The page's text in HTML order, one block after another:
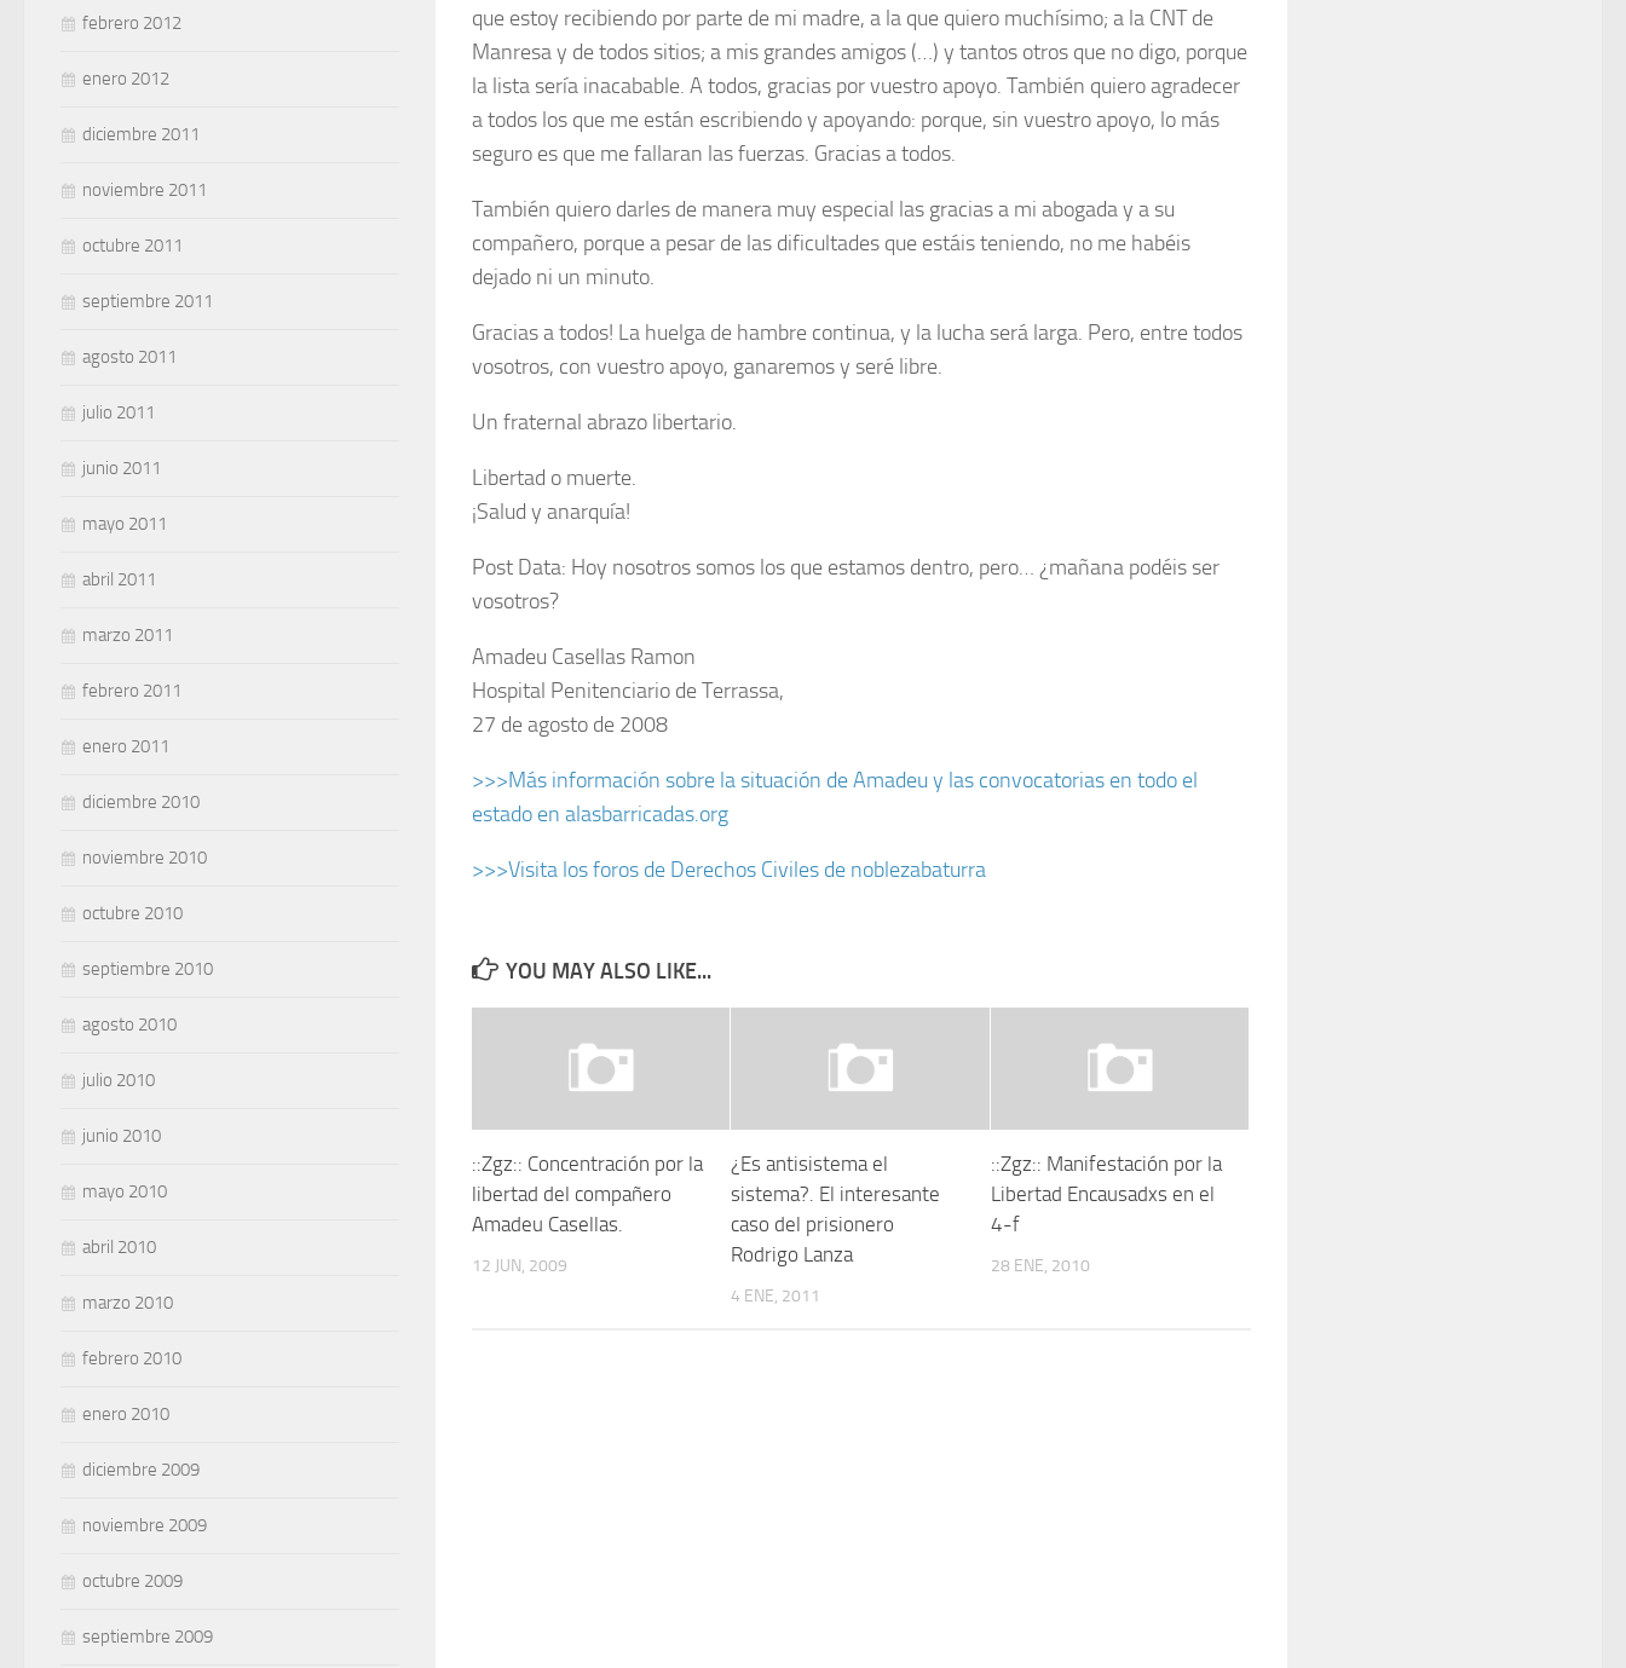
que estoy recibiendo por parte de mi madre, a la que quiero muchísimo; a la CNT de
Manresa y de todos sitios; a mis grandes amigos (…) y tantos otros que no digo, porque
la lista sería inacabable. A todos, gracias por vuestro apoyo. También quiero agradecer
a todos los que me están escribiendo y apoyando: porque, sin vuestro apoyo, lo más
seguro es que me fallaran las fuerzas. Gracias a todos.
También quiero darles de manera muy especial las gracias a mi abogada y a su
compañero, porque a pesar de las dificultades que estáis teniendo, no me habéis
dejado ni un minuto.
Gracias a todos! La huelga de hambre continua, y la lucha será larga. Pero, entre todos
vosotros, con vuestro apoyo, ganaremos y seré libre.
Un fraternal abrazo libertario.
Libertad o muerte.
¡Salud y anarquía!
Post Data: Hoy nosotros somos los que estamos dentro, pero… ¿mañana podéis ser
vosotros?
Amadeu Casellas Ramon
Hospital Penitenciario de Terrassa,
27 de agosto de 2008
>>>Más información sobre la situación de Amadeu y las convocatorias en todo el
estado en alasbarricadas.org
>>>Visita los foros de Derechos Civiles de noblezabaturra
YOU MAY ALSO LIKE...
::Zgz:: Concentración por la
libertad del compañero
Amadeu Casellas.
12 JUN, 2009
¿Es antisistema el
sistema?. El interesante
caso del prisionero
Rodrigo Lanza
4 ENE, 2011
::Zgz:: Manifestación por la
Libertad Encausadxs en el
4-f
28 ENE, 2010
febrero 2012
enero 2012
diciembre 2011
noviembre 2011
octubre 2011
septiembre 2011
agosto 2011
julio 2011
junio 2011
mayo 2011
abril 2011
marzo 2011
febrero 2011
enero 2011
diciembre 2010
noviembre 2010
octubre 2010
septiembre 2010
agosto 2010
julio 2010
junio 2010
mayo 2010
abril 2010
marzo 2010
febrero 2010
enero 2010
diciembre 2009
noviembre 2009
octubre 2009
septiembre 2009